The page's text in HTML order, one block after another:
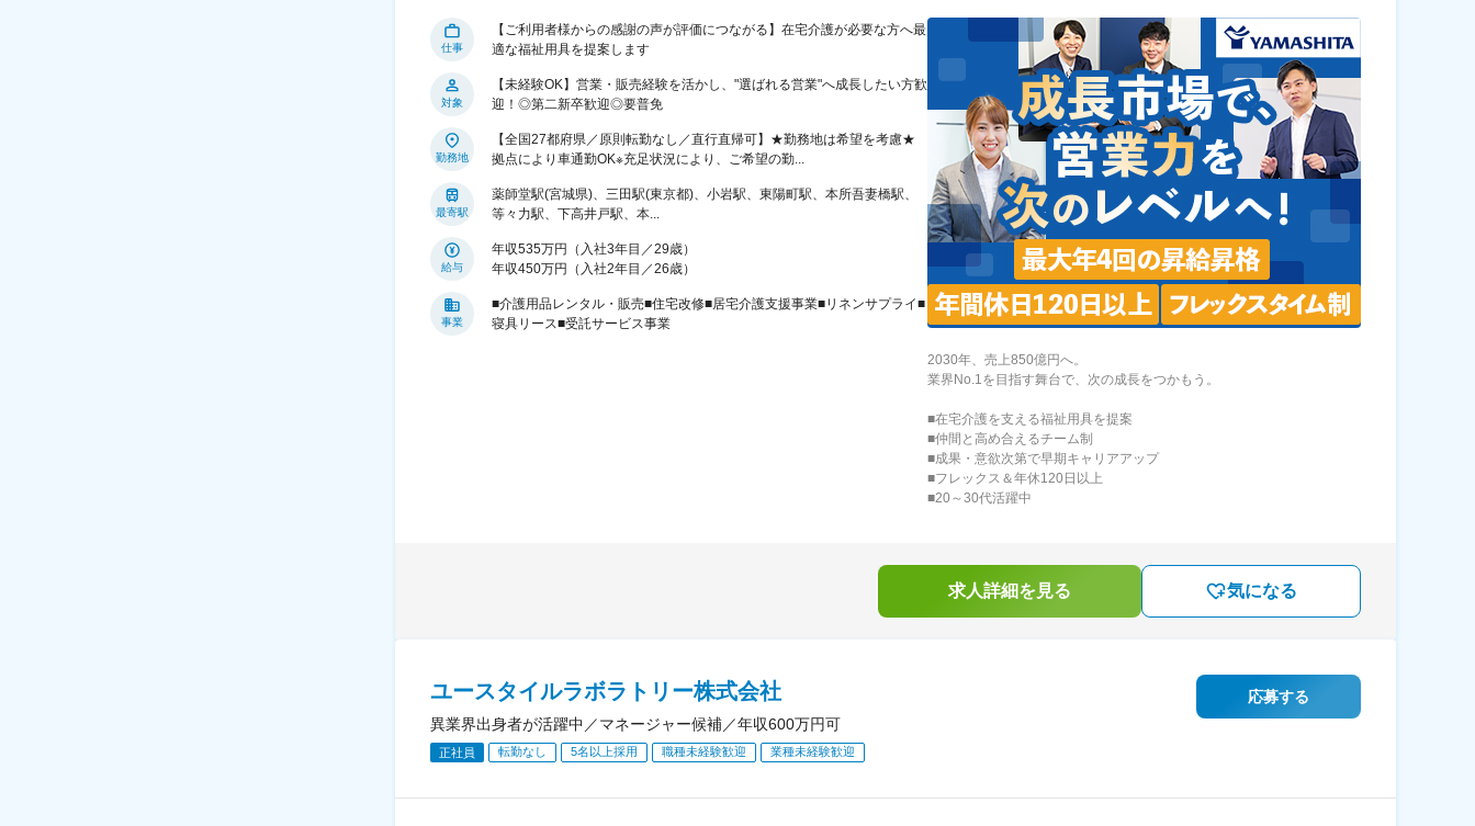
仕事
【ご利用者様からの感謝の声が評価につながる】在宅介護が必要な方へ最
適な福祉用具を提案します
対象
【未経験OK】営業・販売経験を活かし、"選ばれる営業"へ成長したい方歓
迎！◎第二新卒歓迎◎要普免
勤務地
【全国27都府県／原則転勤なし／直行直帰可】★勤務地は希望を考慮★
拠点により車通勤OK※充足状況により、ご希望の勤...
最寄駅
薬師堂駅(宮城県)、三田駅(東京都)、小岩駅、東陽町駅、本所吾妻橋駅、
等々力駅、下高井戸駅、本...
給与
年収535万円（入社3年目／29歳）
年収450万円（入社2年目／26歳）
事業
■介護用品レンタル・販売■住宅改修■居宅介護支援事業■リネンサプライ■
寝具リース■受託サービス事業
2030年、売上850億円へ。
業界No.1を目指す舞台で、次の成長をつかもう。
■在宅介護を支える福祉用具を提案
■仲間と高め合えるチーム制
■成果・意欲次第で早期キャリアアップ
■フレックス＆年休120日以上
■20～30代活躍中
求人詳細を見る 気になる
ユースタイルラボラトリー株式会社
異業界出身者が活躍中／マネージャー候補／年収600万円可
正社員 転勤なし 5名以上採用 職種未経験歓迎 業種未経験歓迎
応募する